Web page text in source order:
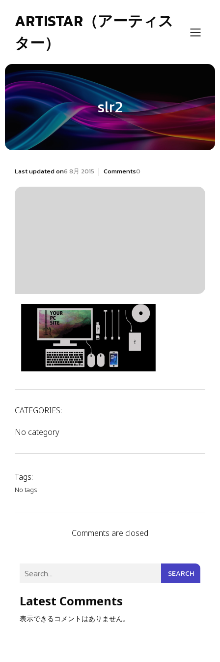
ARTISTAR（アーティス
ター）
slr2
SEARCH
Latest Comments
表示できるコメントはありません。
Last updated on6 8月 2015 | Comments0
CATEGORIES:
No category
Tags:
No tags
Comments are closed